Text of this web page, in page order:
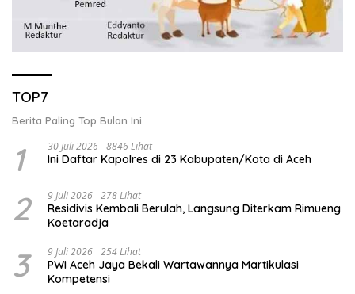
TOP7
Berita Paling Top Bulan Ini
1 30 Juli 2026 8846 Lihat
Ini Daftar Kapolres di 23 Kabupaten/Kota di Aceh
2 9 Juli 2026 278 Lihat
Residivis Kembali Berulah, Langsung Diterkam Rimueng
Koetaradja
3 9 Juli 2026 254 Lihat
PWI Aceh Jaya Bekali Wartawannya Martikulasi
Kompetensi